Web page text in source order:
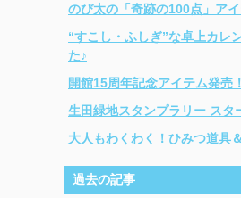
のび太の「奇跡の100点」アイ
“すこし・ふしぎ”な卓上カレ
た♪
開館15周年記念アイテム発売！
生田緑地スタンプラリー スタ
大人もわくわく！ひみつ道具
過去の記事